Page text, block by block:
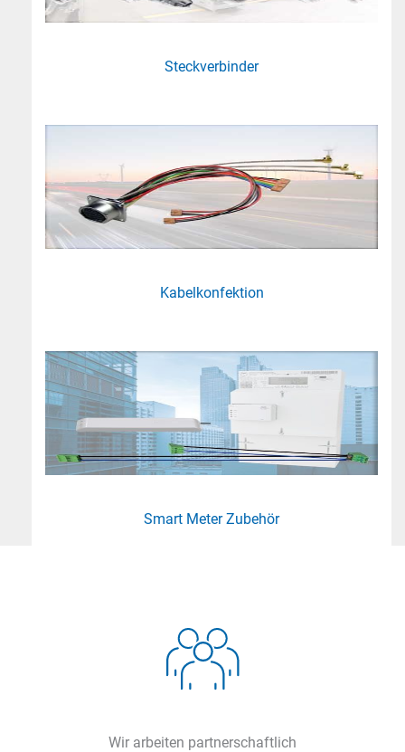
Steckverbinder
Kabelkonfektion
Smart Meter Zubehör
Wir arbeiten partnerschaftlich